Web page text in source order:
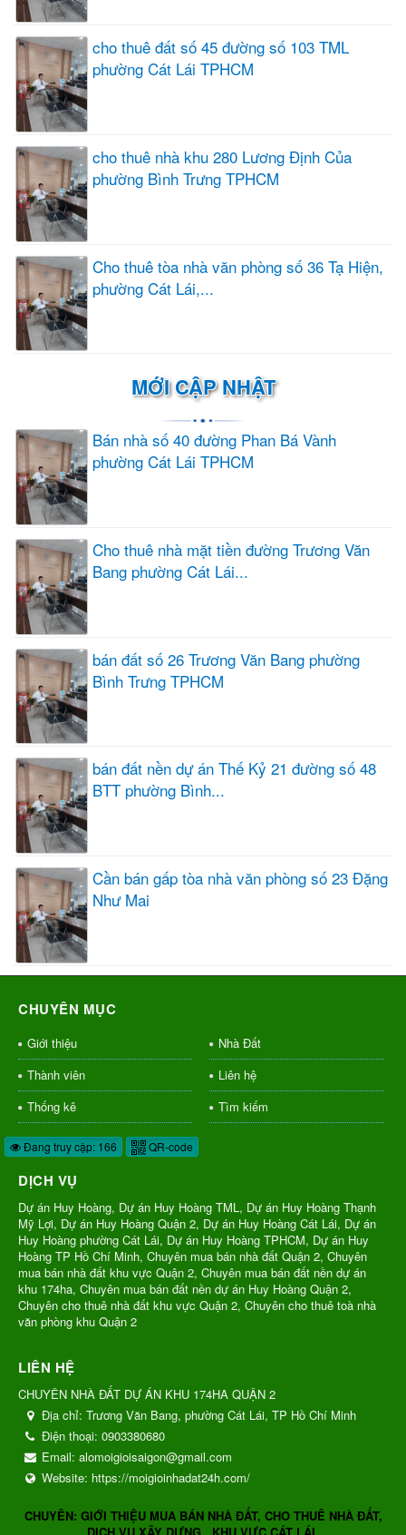
cho thuê đất số 45 đường số 103 TML
phường Cát Lái TPHCM
cho thuê nhà khu 280 Lương Định Của
phường Bình Trưng TPHCM
Cho thuê tòa nhà văn phòng số 36 Tạ Hiện,
phường Cát Lái,...
MỚI CẬP NHẬT
Bán nhà số 40 đường Phan Bá Vành
phường Cát Lái TPHCM
Cho thuê nhà mặt tiền đường Trương Văn
Bang phường Cát Lái...
bán đất số 26 Trương Văn Bang phường
Bình Trưng TPHCM
bán đất nền dự án Thế Kỷ 21 đường số 48
BTT phường Bình...
Cần bán gấp tòa nhà văn phòng số 23 Đặng
Như Mai
CHUYÊN MỤC
Giới thiệu
Nhà Đất
Thành viên
Liên hệ
Thống kê
Tìm kiếm
Đang truy cập: 166 QR-code
DỊCH VỤ
Dự án Huy Hoàng, Dự án Huy Hoàng TML, Dự án Huy Hoàng Thạnh
Mỹ Lợi, Dự án Huy Hoàng Quận 2, Dự án Huy Hoàng Cát Lái, Dự án
Huy Hoàng phường Cát Lái, Dự án Huy Hoàng TPHCM, Dự án Huy
Hoàng TP Hồ Chí Minh, Chuyên mua bán nhà đất Quận 2, Chuyên
mua bán nhà đất khu vực Quận 2, Chuyên mua bán đất nền dự án
khu 174ha, Chuyên mua bán đất nền dự án Huy Hoàng Quận 2,
Chuyên cho thuê nhà đất khu vực Quận 2, Chuyên cho thuê toà nhà
văn phòng khu Quận 2
LIÊN HỆ
CHUYÊN NHÀ ĐẤT DỰ ÁN KHU 174HA QUẬN 2
Địa chỉ: Trương Văn Bang, phường Cát Lái, TP Hồ Chí Minh
Điện thoại: 0903380680
Email: alomoigioisaigon@gmail.com
Website: https://moigioinhadat24h.com/
CHUYÊN: GIỚI THIỆU MUA BÁN NHÀ ĐẤT, CHO THUÊ NHÀ ĐẤT,